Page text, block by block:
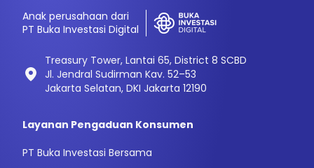
Anak perusahaan dari
PT Buka Investasi Digital
Treasury Tower, Lantai 65, District 8 SCBD
Jl. Jendral Sudirman Kav. 52–53
Jakarta Selatan, DKI Jakarta 12190
Layanan Pengaduan Konsumen
PT Buka Investasi Bersama